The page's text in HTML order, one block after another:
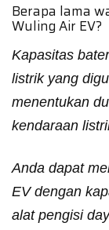
Berapa lama
Wuling Air EV?
Kapasitas
listrik yang
menentukan
kendaraan
Anda dapat
EV dengan
alat pengisi